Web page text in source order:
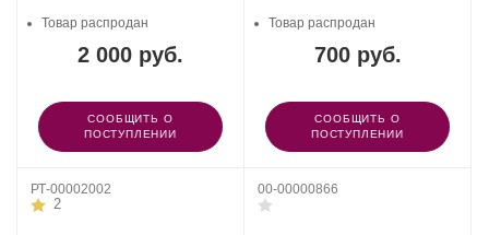
2 000 руб.
Товар распродан
СООБЩИТЬ О
ПОСТУПЛЕНИИ
700 руб.
Товар распродан
СООБЩИТЬ О
ПОСТУПЛЕНИИ
РТ-00002002
2
00-00000866